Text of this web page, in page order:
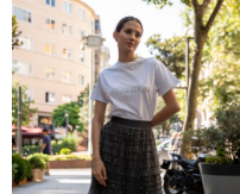
ITEM